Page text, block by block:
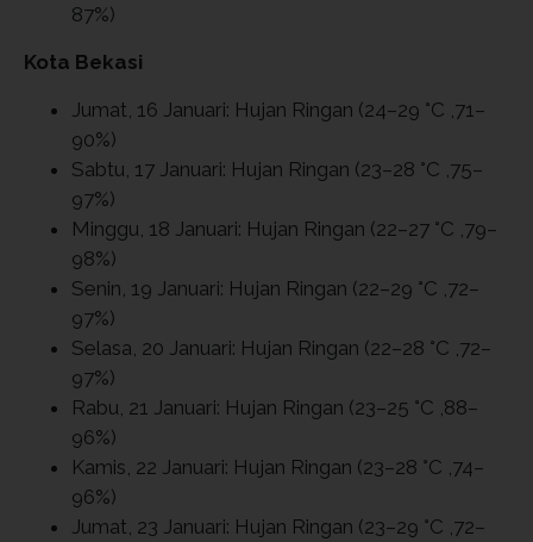
87%)
Kota Bekasi
Jumat, 16 Januari: Hujan Ringan (24–29 °C ,71–
90%)
Sabtu, 17 Januari: Hujan Ringan (23–28 °C ,75–
97%)
Minggu, 18 Januari: Hujan Ringan (22–27 °C ,79–
98%)
Senin, 19 Januari: Hujan Ringan (22–29 °C ,72–
97%)
Selasa, 20 Januari: Hujan Ringan (22–28 °C ,72–
97%)
Rabu, 21 Januari: Hujan Ringan (23–25 °C ,88–
96%)
Kamis, 22 Januari: Hujan Ringan (23–28 °C ,74–
96%)
Jumat, 23 Januari: Hujan Ringan (23–29 °C ,72–